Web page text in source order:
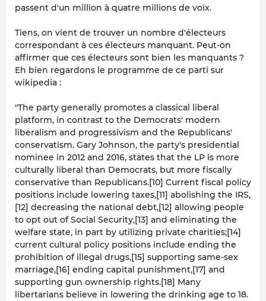
passent d'un million à quatre millions de voix.
Tiens, on vient de trouver un nombre d'électeurs
correspondant à ces électeurs manquant. Peut-on
affirmer que ces électeurs sont bien les manquants ?
Eh bien regardons le programme de ce parti sur
wikipedia :
"The party generally promotes a classical liberal
platform, in contrast to the Democrats' modern
liberalism and progressivism and the Republicans'
conservatism. Gary Johnson, the party's presidential
nominee in 2012 and 2016, states that the LP is more
culturally liberal than Democrats, but more fiscally
conservative than Republicans.[10] Current fiscal policy
positions include lowering taxes,[11] abolishing the IRS,
[12] decreasing the national debt,[12] allowing people
to opt out of Social Security,[13] and eliminating the
welfare state, in part by utilizing private charities;[14]
current cultural policy positions include ending the
prohibition of illegal drugs,[15] supporting same-sex
marriage,[16] ending capital punishment,[17] and
supporting gun ownership rights.[18] Many
libertarians believe in lowering the drinking age to 18.